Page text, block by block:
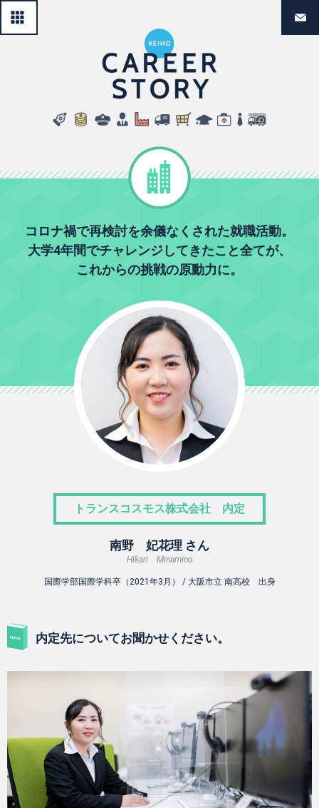
経法生の
コロナ禍で再検討を余儀なくされた就職活動。
大学4年間でチャレンジしてきたこと全てが、
これからの挑戦の原動力に。
トランスコスモス株式会社 内定
南野 妃花理 さん
Hikari Minamino
国際学部国際学科卒（2021年3月） / 大阪市立 南高校 出身
内定先についてお聞かせください。